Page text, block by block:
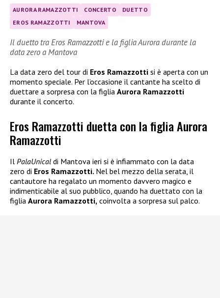
AURORA RAMAZZOTTI CONCERTO
DUETTO
EROS RAMAZZOTTI
MANTOVA
Il duetto tra Eros Ramazzotti e la figlia Aurora durante la
data zero a Mantova
La data zero del tour di Eros Ramazzotti si è aperta con un
momento speciale. Per l’occasione il cantante ha scelto di
duettare a sorpresa con la figlia Aurora Ramazzotti
durante il concerto.
Eros Ramazzotti duetta con la figlia Aurora
Ramazzotti
Il PalaUnical di Mantova ieri si è infiammato con la data
zero di Eros Ramazzotti. Nel bel mezzo della serata, il
cantautore ha regalato un momento davvero magico e
indimenticabile al suo pubblico, quando ha duettato con la
figlia Aurora Ramazzotti, coinvolta a sorpresa sul palco.